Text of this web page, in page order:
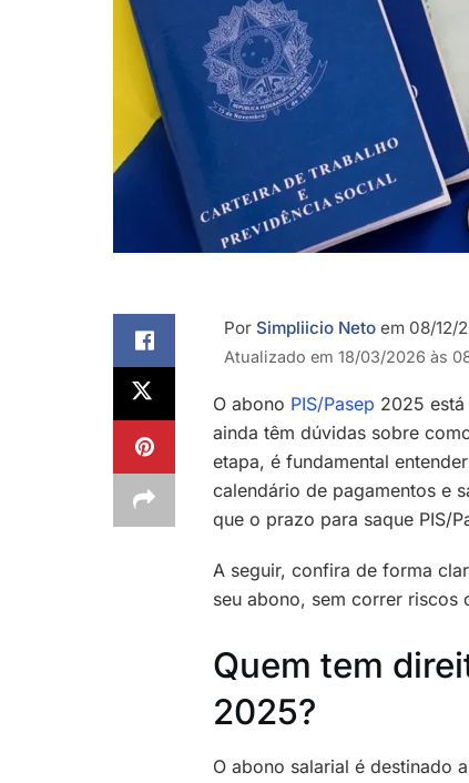
Por Simpliicio Neto em 08/12/
Atualizado em 18/03/2026 às
O abono PIS/Pasep 2025
ainda têm dúvidas sobre
etapa, é fundamental
calendário de pagamentos e
que o prazo para saque PIS/
A seguir, confira de forma
seu abono, sem correr riscos
Quem tem
2025?
O abono salarial é destinado